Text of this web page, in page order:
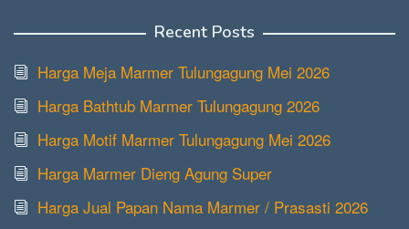
Recent Posts
Harga Meja Marmer Tulungagung Mei 2026
Harga Bathtub Marmer Tulungagung 2026
Harga Motif Marmer Tulungagung Mei 2026
Harga Marmer Dieng Agung Super
Harga Jual Papan Nama Marmer / Prasasti 2026